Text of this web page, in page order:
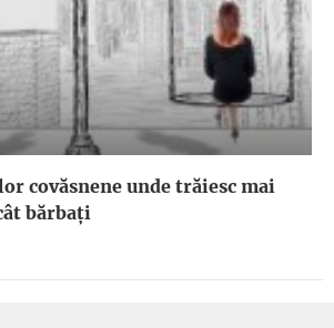
covăsnene unde trăiesc mai
bărbați